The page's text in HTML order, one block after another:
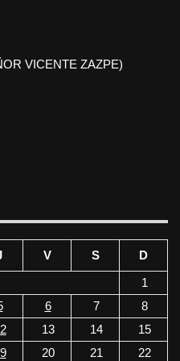
VICENTE ZAZPE)
V S
D
1
6 7
8
13 14
15
20 21
22